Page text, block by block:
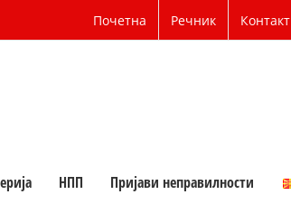
Почетна Речник Контакт
НПП Пријави неправилности